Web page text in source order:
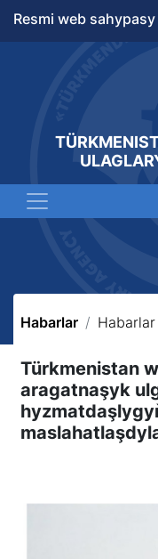
Resmi web sahypasy
Habarlar Habarlar
Türkmenistan
aragatnaşyk